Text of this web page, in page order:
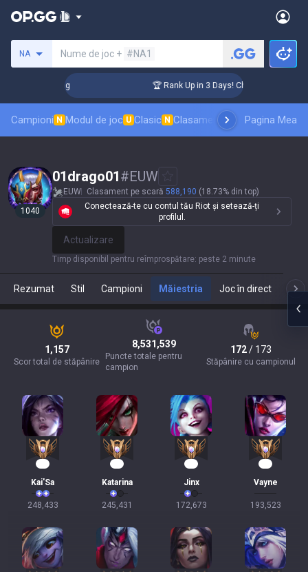
NA Nume de joc + #NA1
🏆 Rank Up in 3 Days! Challenger
Campioni N Modul de joc U Clasic N Clasament skinuriClasamente
Pagina Mea
1040
01drago01#EUW
EUW Clasament pe scară 588,190 (18.73% din top)
Conectează-te cu contul tău Riot și setează-ți
profilul.
Actualizare
Timp disponibil pentru reîmprospătare: peste 2 minute
Rezumat Stil Campioni Măiestria Joc în direct
1,157
Scor total de stăpânire
8,531,539
Puncte totale pentru
campion
172/ 173
Stăpânire cu campionul
Kai'Sa
248,433
Katarina
245,431
Jinx
172,673
Vayne
193,523